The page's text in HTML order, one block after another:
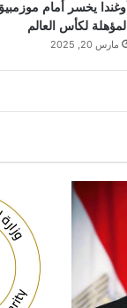
أوغندا يخسر أمام
المؤهلة لكأس العالم
مارس 20, 2025